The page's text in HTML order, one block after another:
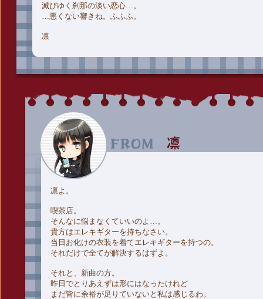
滅びゆく刹那の淡い恋心…。
…悪くない響きね。ふふふ。
凛
凛よ。
喫茶店。
そんなに悩まなくていいのよ…。
貴方はエレキギターを持ちなさい。
当日お化けの衣装を着てエレキギターを持つの。
それだけで全てが解決するはずよ。
それと、新曲の方。
昨日でとりあえずは形にはなったけれど
まだ皆に余裕が足りていないと私は感じるわ。